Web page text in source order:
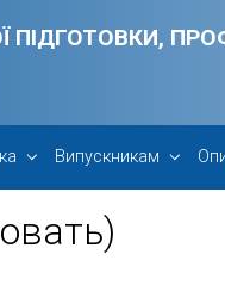
ПІДГОТОВКИ,
Випускникам